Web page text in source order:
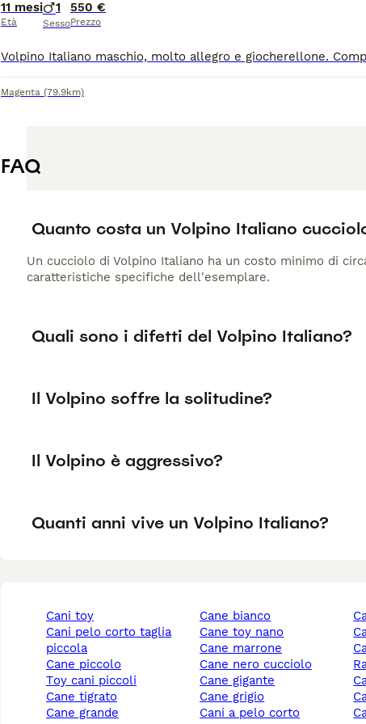
11 mesi
Età
1
Sesso
550 €
Prezzo
Magenta (79.9km)
FAQ
Quanto costa un Volpino Italiano
Un cucciolo di Volpino Italiano ha un costo minimo di
caratteristiche specifiche dell'esemplare.
Quali sono i difetti del Volpino Italiano?
Il Volpino soffre la solitudine?
Il Volpino è aggressivo?
Quanti anni vive un Volpino Italiano?
cani toy
cani pelo corto taglia
piccola
cane piccolo
toy cani piccoli
cane tigrato
cane grande
cane bianco
cane toy nano
cane marrone
cane nero cucciolo
cane gigante
cane grigio
cani a pelo corto